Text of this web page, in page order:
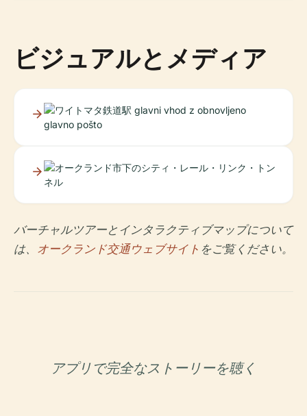
ビジュアルとメディア
バーチャルツアーとインタラクティブマップについて
は、 オークランド交通ウェブサイト をご覧ください。
アプリで完全なストーリーを聴く